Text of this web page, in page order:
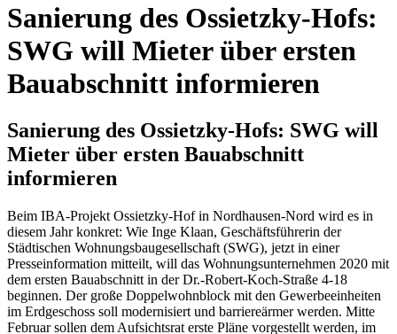
Sanierung des Ossietzky-Hofs:
SWG will Mieter über ersten
Bauabschnitt informieren
Sanierung des Ossietzky-Hofs: SWG will
Mieter über ersten Bauabschnitt
informieren
Beim IBA-Projekt Ossietzky-Hof in Nordhausen-Nord wird es in
diesem Jahr konkret: Wie Inge Klaan, Geschäftsführerin der
Städtischen Wohnungsbaugesellschaft (SWG), jetzt in einer
Presseinformation mitteilt, will das Wohnungsunternehmen 2020 mit
dem ersten Bauabschnitt in der Dr.-Robert-Koch-Straße 4-18
beginnen. Der große Doppelwohnblock mit den Gewerbeeinheiten
im Erdgeschoss soll modernisiert und barriereärmer werden. Mitte
Februar sollen dem Aufsichtsrat erste Pläne vorgestellt werden, im